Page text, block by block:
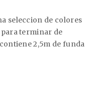
seleccion de colores
terminar de
2,5m de funda